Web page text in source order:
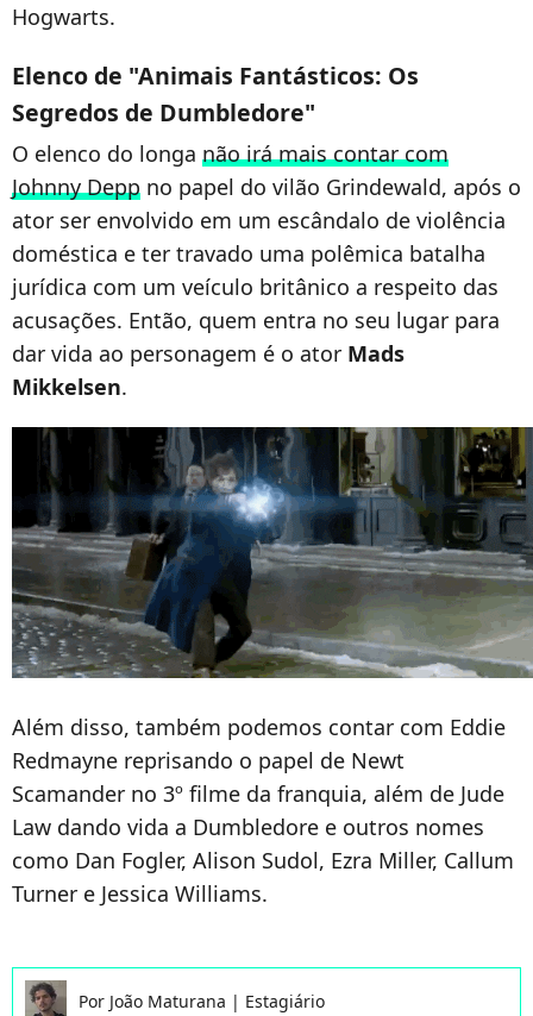
Hogwarts.
Elenco de "Animais Fantásticos: Os
Segredos de Dumbledore"
O elenco do longa não irá mais contar com
Johnny Depp no papel do vilão Grindewald, após o
ator ser envolvido em um escândalo de violência
doméstica e ter travado uma polêmica batalha
jurídica com um veículo britânico a respeito das
acusações. Então, quem entra no seu lugar para
dar vida ao personagem é o ator Mads
Mikkelsen.
Além disso, também podemos contar com Eddie
Redmayne reprisando o papel de Newt
Scamander no 3º filme da franquia, além de Jude
Law dando vida a Dumbledore e outros nomes
como Dan Fogler, Alison Sudol, Ezra Miller, Callum
Turner e Jessica Williams.
Por João Maturana | Estagiário